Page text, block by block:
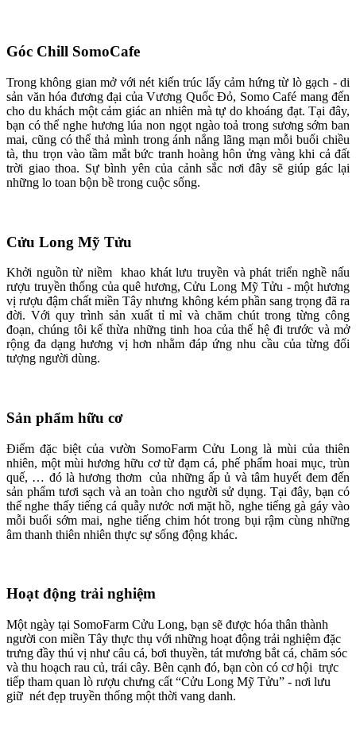
Góc Chill SomoCafe
Trong không gian mở với nét kiến trúc lấy cảm hứng từ lò gạch - di
sản văn hóa đương đại của Vương Quốc Đỏ, Somo Café mang đến
cho du khách một cảm giác an nhiên mà tự do khoáng đạt. Tại đây,
bạn có thể nghe hương lúa non ngọt ngào toả trong sương sớm ban
mai, cũng có thể thả mình trong ánh nắng lãng mạn mỗi buổi chiều
tà, thu trọn vào tầm mắt bức tranh hoàng hôn ửng vàng khi cả đất
trời giao thoa. Sự bình yên của cảnh sắc nơi đây sẽ giúp gác lại
những lo toan bộn bề trong cuộc sống.
Cửu Long Mỹ Tửu
Khởi nguồn từ niềm khao khát lưu truyền và phát triển nghề nấu
rượu truyền thống của quê hương, Cửu Long Mỹ Tửu - một hương
vị rượu đậm chất miền Tây nhưng không kém phần sang trọng đã ra
đời. Với quy trình sản xuất tỉ mỉ và chăm chút trong từng công
đoạn, chúng tôi kế thừa những tinh hoa của thế hệ đi trước và mở
rộng đa dạng hương vị hơn nhằm đáp ứng nhu cầu của từng đối
tượng người dùng.
Sản phẩm hữu cơ
Điểm đặc biệt của vườn SomoFarm Cửu Long là mùi của thiên
nhiên, một mùi hương hữu cơ từ đạm cá, phế phẩm hoai mục, trùn
quế, … đó là hương thơm của những ấp ủ và tâm huyết đem đến
sản phẩm tươi sạch và an toàn cho người sử dụng. Tại đây, bạn có
thể nghe thấy tiếng cá quẫy nước nơi mặt hồ, nghe tiếng gà gáy vào
mỗi buổi sớm mai, nghe tiếng chim hót trong bụi rậm cùng những
âm thanh thiên nhiên thực sự sống động khác.
Hoạt động trải nghiệm
Một ngày tại SomoFarm Cửu Long, bạn sẽ được hóa thân thành
người con miền Tây thực thụ với những hoạt động trải nghiệm đặc
trưng đầy thú vị như câu cá, bơi thuyền, tát mương bắt cá, chăm sóc
và thu hoạch rau củ, trái cây. Bên cạnh đó, bạn còn có cơ hội trực
tiếp tham quan lò rượu chưng cất “Cửu Long Mỹ Tửu” - nơi lưu
giữ nét đẹp truyền thống một thời vang danh.